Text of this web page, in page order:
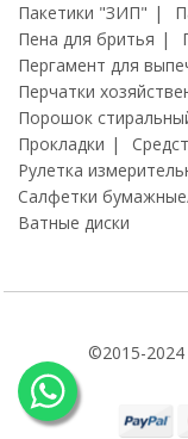
Пакетики "ЗИП"
Пена для бритья
Пергамент для
Перчатки
Порошок
Прокладки
Рулетка
Салфетки
Ватные диски
©2015-